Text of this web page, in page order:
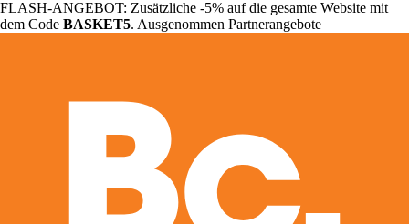
FLASH-ANGEBOT: Zusätzliche -5% auf die gesamte Website mit
dem Code BASKET5. Ausgenommen Partnerangebote